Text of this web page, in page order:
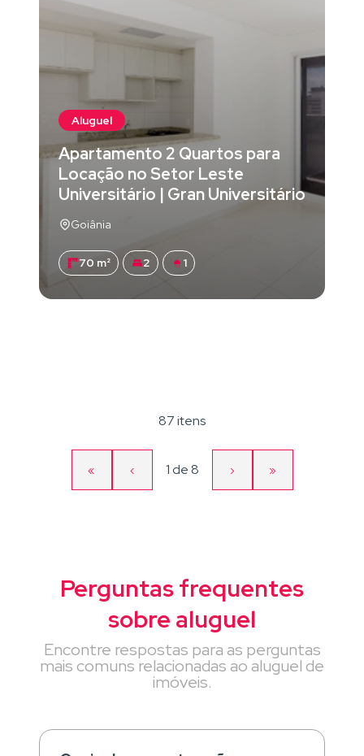
Aluguel
Apartamento 2 Quartos para
Locação no Setor Leste
Universitário | Gran Universitário
Goiânia
70 m² 2 1
87 itens
Primeira
«
Página
‹ Página
1 de8
Próxima
›
Última
»
Perguntas frequentes
sobre aluguel
Encontre respostas para as perguntas
mais comuns relacionadas ao aluguel de
imóveis.